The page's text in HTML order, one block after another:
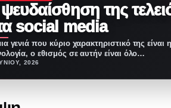
της
social media
γενιά που κύριο χαρακτηριστικό της είναι η
ο εθισμός σε αυτήν είναι όλο…
2026